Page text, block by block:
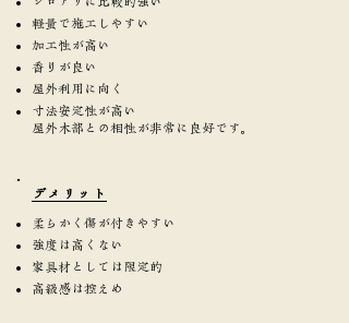
軽量で施工しやすい
加工性が高い
香りが良い
屋外利用に向く
寸法安定性が高い
屋外木部との相性が非常に良好です。
​デメリット
柔らかく傷が付きやすい
強度は高くない
家具材としては限定的
高級感は控えめ